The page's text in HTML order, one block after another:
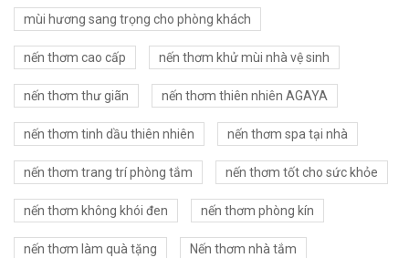
mùi hương sang trọng cho phòng khách
nến thơm cao cấp nến thơm khử mùi nhà vệ sinh
nến thơm thư giãn nến thơm thiên nhiên AGAYA
nến thơm tinh dầu thiên nhiên nến thơm spa tại nhà
nến thơm trang trí phòng tắm nến thơm tốt cho sức khỏe
nến thơm không khói đen nến thơm phòng kín
nến thơm làm quà tặng Nến thơm nhà tắm